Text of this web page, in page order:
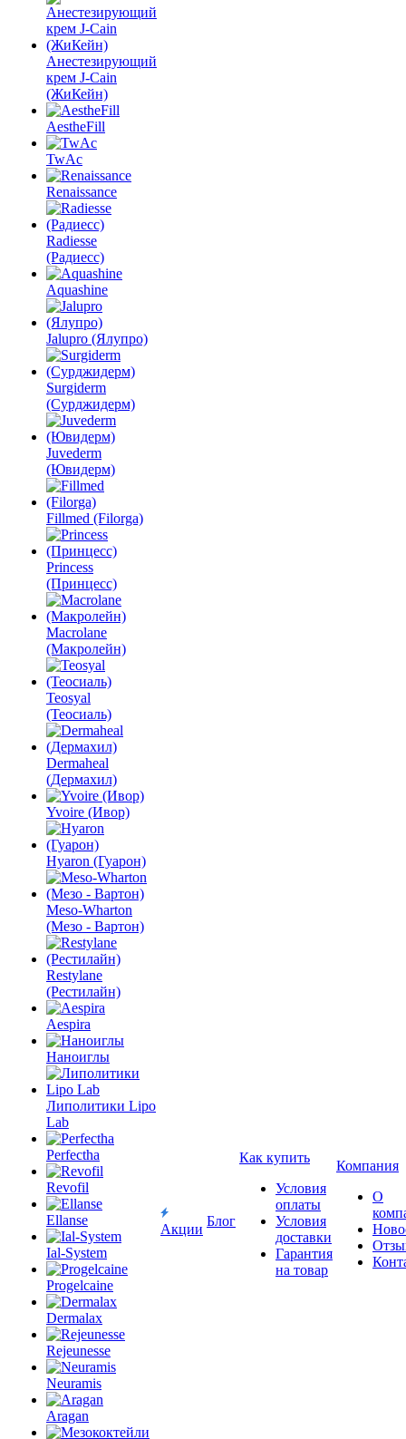
Анестезирующий
крем J-Cain
(ЖиКейн)
AestheFill
TwAc
Renaissance
Radiesse
(Радиесс)
Aquashine
Jalupro (Ялупро)
Surgiderm
(Сурджидерм)
Juvederm
(Ювидерм)
Fillmed (Filorga)
Princess
(Принцесс)
Macrolane
(Макролейн)
Teosyal
(Теосиаль)
Dermaheal
(Дермахил)
Yvoire (Ивор)
Hyaron (Гуарон)
Meso-Wharton
(Мезо - Вартон)
Restylane
(Рестилайн)
Aespira
Наноиглы
Липолитики Lipo
Lab
Perfectha
Revofil
Ellanse
Ial-System
Progelcaine
Dermalax
Rejeunesse
Neuramis
Aragan
Как купить
Условия
оплаты
Условия
доставки
Гарантия
Компания
О